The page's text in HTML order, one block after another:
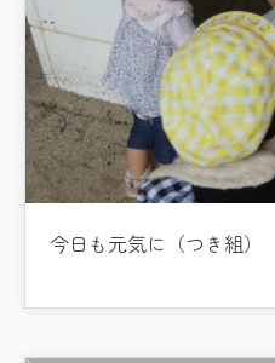
今日も元気に（つき組）